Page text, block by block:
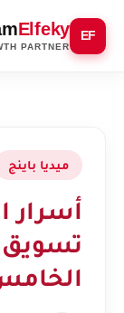
EF
Elfeky
PARTNER
ميديا باينج
أسرار
تسويق